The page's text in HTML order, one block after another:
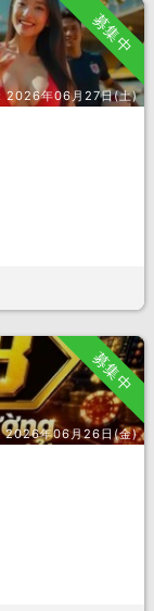
募集中
2026年06月27日(土)
募集中
2026年06月26日(金)